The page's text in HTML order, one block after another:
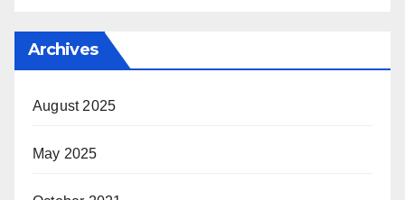
Archives
August 2025
May 2025